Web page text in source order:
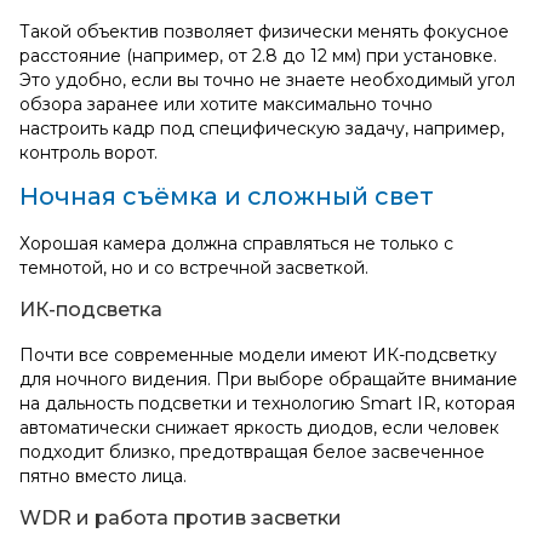
Такой объектив позволяет физически менять фокусное
расстояние (например, от 2.8 до 12 мм) при установке.
Это удобно, если вы точно не знаете необходимый угол
обзора заранее или хотите максимально точно
настроить кадр под специфическую задачу, например,
контроль ворот.
Ночная съёмка и сложный свет
Хорошая камера должна справляться не только с
темнотой, но и со встречной засветкой.
ИК-подсветка
Почти все современные модели имеют ИК-подсветку
для ночного видения. При выборе обращайте внимание
на дальность подсветки и технологию Smart IR, которая
автоматически снижает яркость диодов, если человек
подходит близко, предотвращая белое засвеченное
пятно вместо лица.
WDR и работа против засветки